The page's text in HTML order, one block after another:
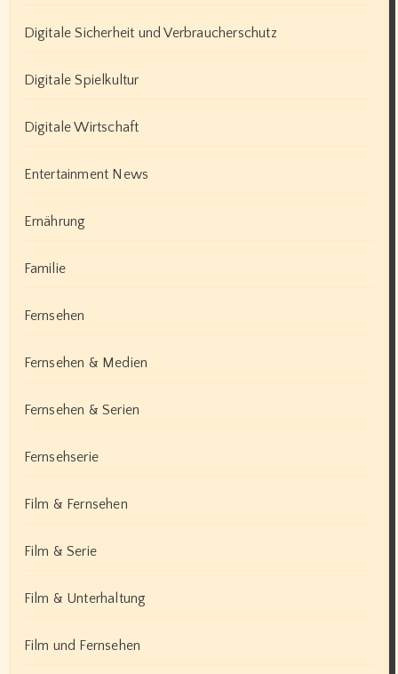
Digitale Sicherheit und Verbraucherschutz
Digitale Spielkultur
Digitale Wirtschaft
Entertainment News
Ernährung
Familie
Fernsehen
Fernsehen & Medien
Fernsehen & Serien
Fernsehserie
Film & Fernsehen
Film & Serie
Film & Unterhaltung
Film und Fernsehen